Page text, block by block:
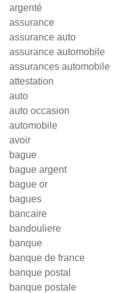
argenté
assurance
assurance auto
assurance automobile
assurances automobile
attestation
auto
auto occasion
automobile
avoir
bague
bague argent
bague or
bagues
bancaire
bandouliere
banque
banque de france
banque postal
banque postale